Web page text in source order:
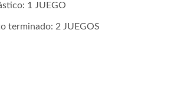
1 JUEGO
terminado: 2 JUEGOS